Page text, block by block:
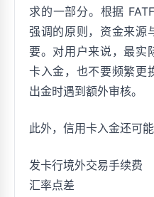
求的一部分。根据
强调的原则，资金来源
要。对用户来说，最实
卡入金，也不要频繁更
出金时遇到额外审核。
此外，信用卡入金还可
发卡行境外交易手续费
汇率点差